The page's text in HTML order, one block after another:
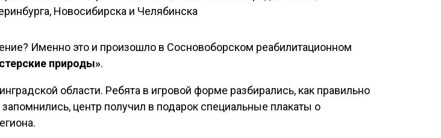
Именно это и произошло в Сосновоборском реабилитационном
природы».
области. Ребята в игровой форме разбирались, как правильно
центр получил в подарок специальные плакаты о